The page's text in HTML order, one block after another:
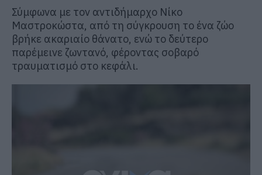
Σύμφωνα με τον αντιδήμαρχο Νίκο
Μαστροκώστα, από τη σύγκρουση το ένα ζώο
βρήκε ακαριαίο θάνατο, ενώ το δεύτερο
παρέμεινε ζωντανό, φέροντας σοβαρό
τραυματισμό στο κεφάλι.